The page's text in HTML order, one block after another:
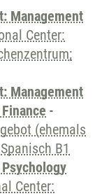
Management
Center:
Management
-
(ehemals
Spanisch B1
Center: